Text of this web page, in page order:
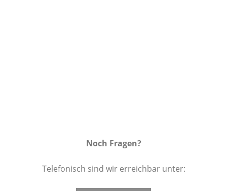
Noch Fragen?
Telefonisch sind wir erreichbar unter: